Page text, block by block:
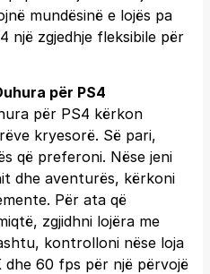
mundësinë e lojës pa
një zgjedhje fleksibile për
për PS4
për PS4 kërkon
kryesorë. Së pari,
që preferoni. Nëse jeni
dhe aventurës, kërkoni
Për ata që
zgjidhni lojëra me
kontrolloni nëse loja
60 fps për një përvojë